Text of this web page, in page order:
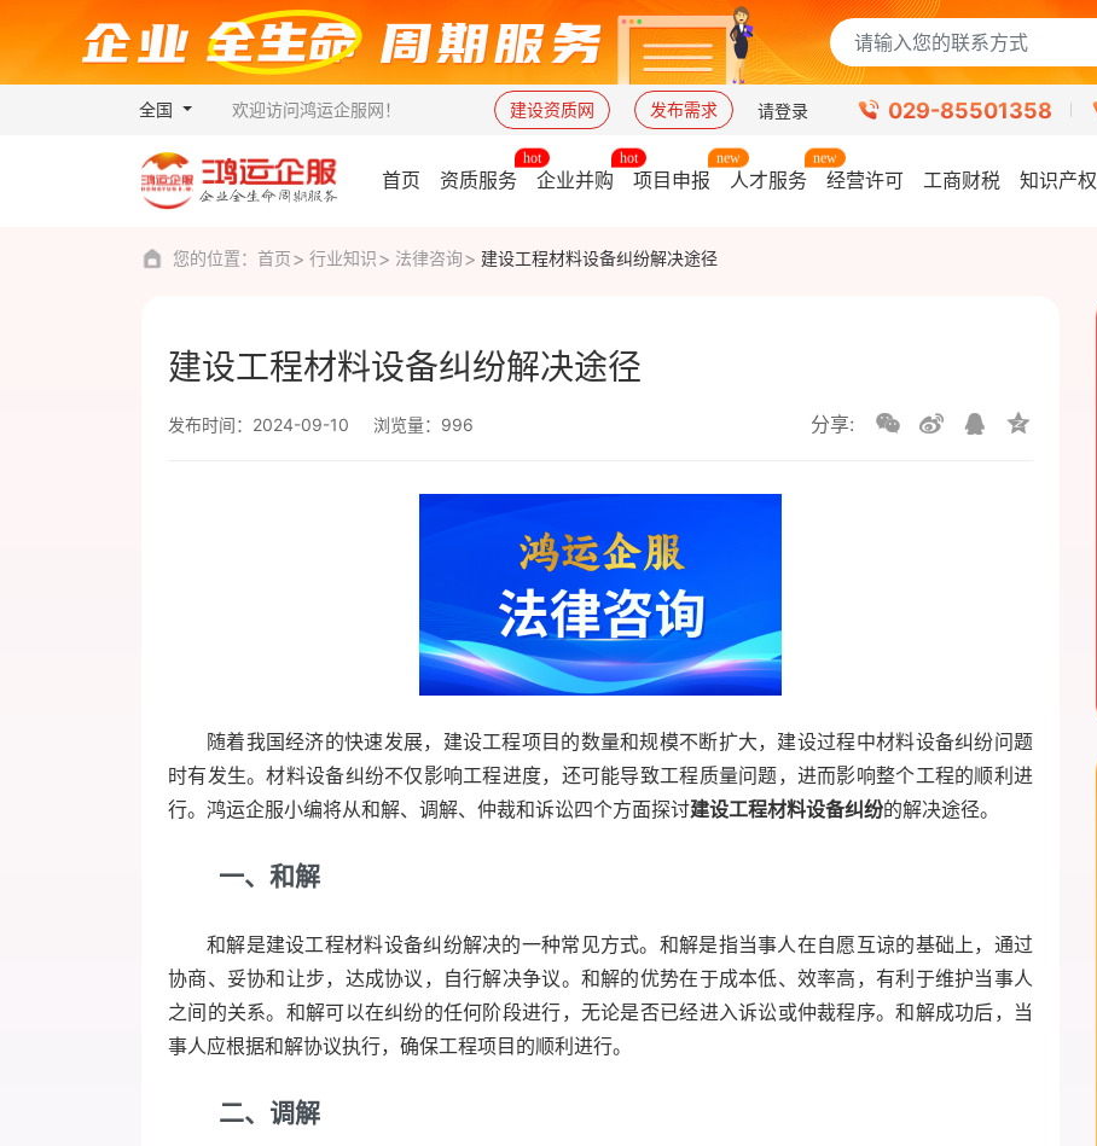
全国 欢迎访问鸿运企服网！ 建设资质网 发布需求 请登录 029-85501358
首页 资质服务 企业并购 项目申报 人才服务 经营许可 工商财税 知识产权
您的位置： 首页 行业知识 法律咨询 建设工程材料设备纠纷解决途径
建设工程材料设备纠纷解决途径
发布时间：2024-09-10 浏览量：996 分享:
随着我国经济的快速发展，建设工程项目的数量和规模不断扩大，建设过程中材料设备纠纷问题
时有发生。材料设备纠纷不仅影响工程进度，还可能导致工程质量问题，进而影响整个工程的顺利进
行。鸿运企服小编将从和解、调解、仲裁和诉讼四个方面探讨建设工程材料设备纠纷的解决途径。
一、和解
和解是建设工程材料设备纠纷解决的一种常见方式。和解是指当事人在自愿互谅的基础上，通过
协商、妥协和让步，达成协议，自行解决争议。和解的优势在于成本低、效率高，有利于维护当事人
之间的关系。和解可以在纠纷的任何阶段进行，无论是否已经进入诉讼或仲裁程序。和解成功后，当
事人应根据和解协议执行，确保工程项目的顺利进行。
二、调解